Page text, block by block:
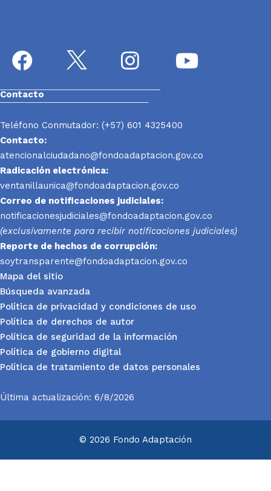
Contacto
Teléfono Conmutador: (+57) 601 4325400
Contacto:
atencionalciudadano@fondoadaptacion.gov.co
Radicación electrónica:
ventanillaunica@fondoadaptacion.gov.co
Correo de notificaciones judiciales:
notificacionesjudiciales@fondoadaptacion.gov.co
(exclusivamente para recibir notificaciones judiciales)
Reporte de hechos de corrupción:
soytransparente@fondoadaptacion.gov.co
Mapa del sitio
Búsqueda avanzada
Política de privacidad y condiciones de uso
Política de derechos de autor
Política de seguridad de la información
Política de gobierno digital
Política de tratamiento de datos personales
Última actualización: 6/8/2026
© 2026 Fondo Adaptación